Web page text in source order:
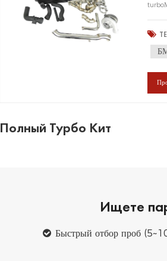
Полный Турбо Кит
Ищете
Быстрый отбор проб